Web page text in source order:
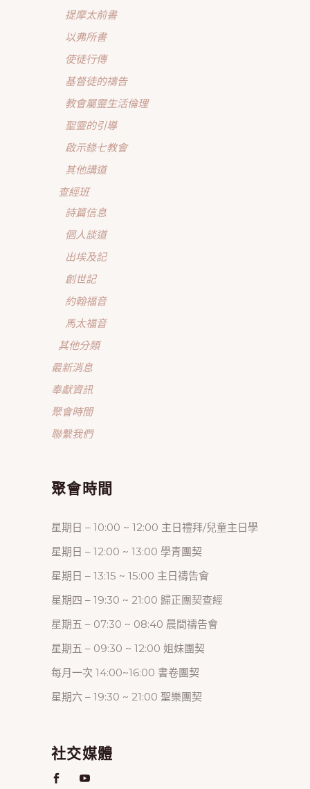
提摩太前書
以弗所書
使徒行傳
基督徒的禱告
教會屬靈生活倫理
聖靈的引導
啟示錄七教會
其他講道
查經班
詩篇信息
個人談道
出埃及記
創世記
約翰福音
馬太福音
其他分類
最新消息
奉獻資訊
聚會時間
聯繫我們
聚會時間
星期日 – 10:00 ~ 12:00 主日禮拜/兒童主日學
星期日 – 12:00 ~ 13:00 學青團契
星期日 – 13:15 ~ 15:00 主日禱告會
星期四 – 19:30 ~ 21:00 歸正團契查經
星期五 – 07:30 ~ 08:40 晨間禱告會
星期五 – 09:30 ~ 12:00 姐妹團契
每月一次 14:00~16:00 書卷團契
星期六 – 19:30 ~ 21:00 聖樂團契
社交媒體